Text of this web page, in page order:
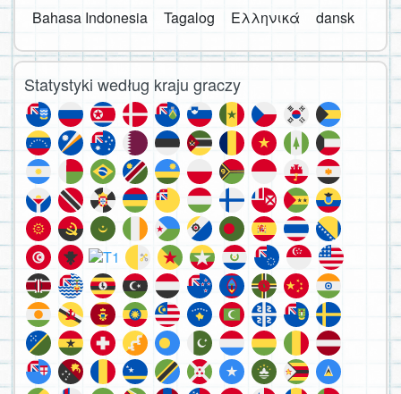
Bahasa Indonesia
Tagalog Ελληνικά dansk
Statystyki według kraju graczy